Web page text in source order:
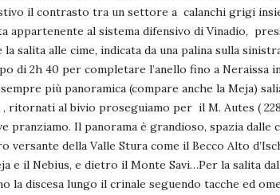
il contrasto tra un settore a calanchi grigi
appartenente al sistema difensivo di Vinadio,
salita alle cime, indicata da una palina sulla
di 2h 40 per completare l’anello fino a Neraissa
più panoramica (compare anche la Meja)
, ritornati al bivio proseguiamo per il M. Autes (
pranziamo. Il panorama è grandioso, spazia dalle
versante della Valle Stura come il Becco Alto
e il Nebius, e dietro il Monte Savi…Per la salita
la discesa lungo il crinale seguendo tacche ed